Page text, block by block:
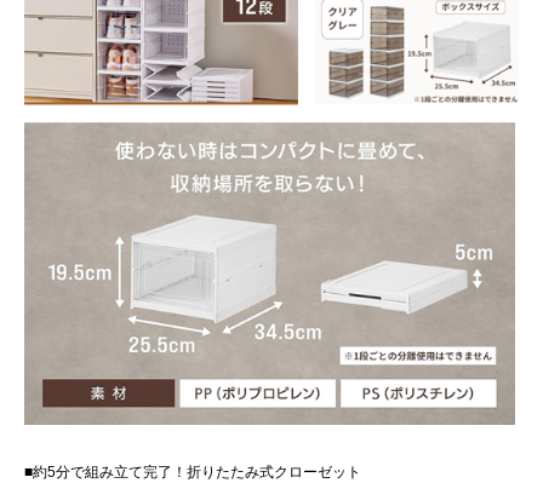
■約5分で組み立て完了！折りたたみ式クローゼット